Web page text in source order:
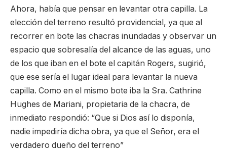
Ahora, había que pensar en levantar otra capilla. La
elección del terreno resultó providencial, ya que al
recorrer en bote las chacras inundadas y observar un
espacio que sobresalía del alcance de las aguas, uno
de los que iban en el bote el capitán Rogers, sugirió,
que ese sería el lugar ideal para levantar la nueva
capilla. Como en el mismo bote iba la Sra. Cathrine
Hughes de Mariani, propietaria de la chacra, de
inmediato respondió: “Que si Dios así lo disponía,
nadie impediría dicha obra, ya que el Señor, era el
verdadero dueño del terreno”